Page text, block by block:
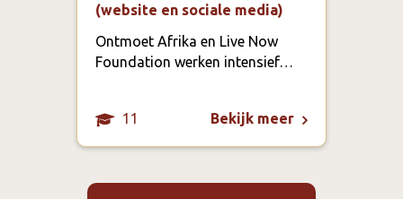
(website en sociale media)
Ontmoet Afrika en Live Now
Foundation werken intensief…
11 Bekijk meer